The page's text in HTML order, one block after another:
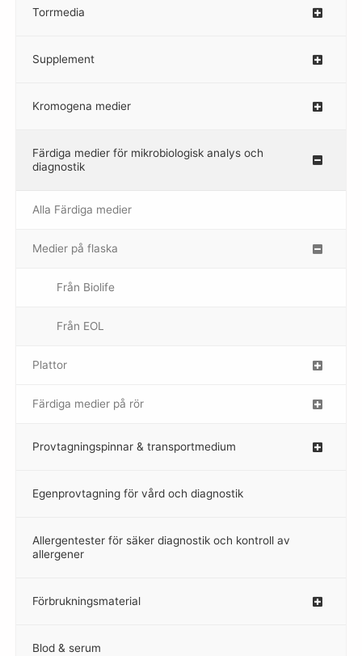
Torrmedia
–
Supplement
–
Kromogena medier
–
Färdiga medier för mikrobiologisk analys och
diagnostik
Alla Färdiga medier
Medier på flaska
–
Från Biolife
–
Från EOL
–
Plattor
–
Färdiga medier på rör
–
Provtagningspinnar & transportmedium
–
Egenprovtagning för vård och diagnostik
–
Allergentester för säker diagnostik och kontroll av
allergener
–
Förbrukningsmaterial
Blod & serum